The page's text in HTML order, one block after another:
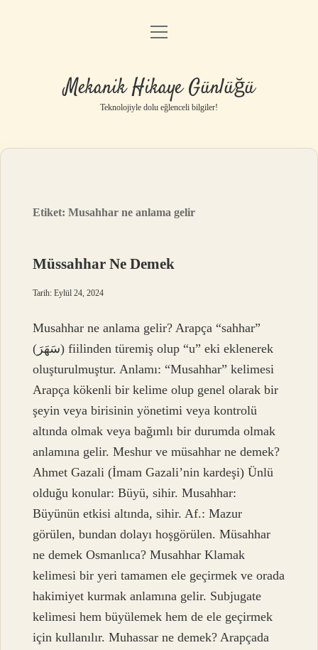
Anasayfa
Yasal Uyarı
menüyü
Mekanik Hikaye Günlüğü
Teknolojiyle dolu eğlenceli bilgiler!
Etiket:Musahhar ne anlama gelir
Müssahhar Ne Demek
Tarih: Eylül 24, 2024
Musahhar ne anlama gelir? Arapça “sahhar”
(سَهَرَ) fiilinden türemiş olup “u” eki eklenerek
oluşturulmuştur. Anlamı: “Musahhar” kelimesi
Arapça kökenli bir kelime olup genel olarak bir
şeyin veya birisinin yönetimi veya kontrolü
altında olmak veya bağımlı bir durumda olmak
anlamına gelir. Meshur ve müsahhar ne demek?
Ahmet Gazali (İmam Gazali’nin kardeşi) Ünlü
olduğu konular: Büyü, sihir. Musahhar:
Büyünün etkisi altında, sihir. Af.: Mazur
görülen, bundan dolayı hoşgörülen. Müsahhar
ne demek Osmanlıca? Musahhar Klamak
kelimesi bir yeri tamamen ele geçirmek ve orada
hakimiyet kurmak anlamına gelir. Subjugate
kelimesi hem büyülemek hem de ele geçirmek
için kullanılır. Muhassar ne demek? Arapçada